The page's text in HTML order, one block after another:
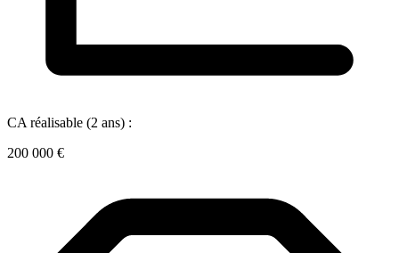
CA réalisable (2 ans) :
200 000 €